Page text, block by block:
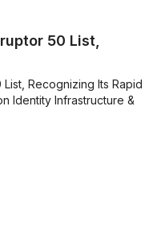
50 List,
Recognizing Its Rapid
Identity Infrastructure &